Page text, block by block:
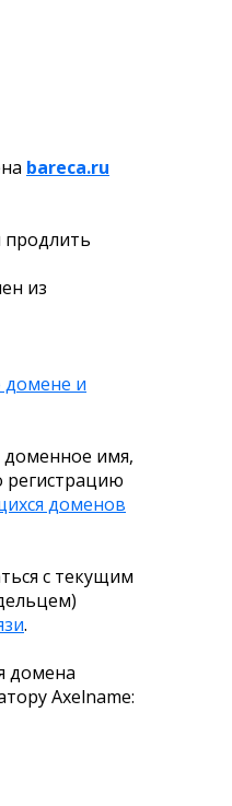
bareca.ru
из
домене и
доменное имя,
регистрацию
доменов
с текущим
.
домена
Axelname: